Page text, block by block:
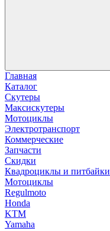
Главная
Каталог
Скутеры
Максискутеры
Мотоциклы
Электротранспорт
Коммерческие
Запчасти
Скидки
Квадроциклы и питбайки
Мотоциклы
Regulmoto
Honda
KTM
Yamaha